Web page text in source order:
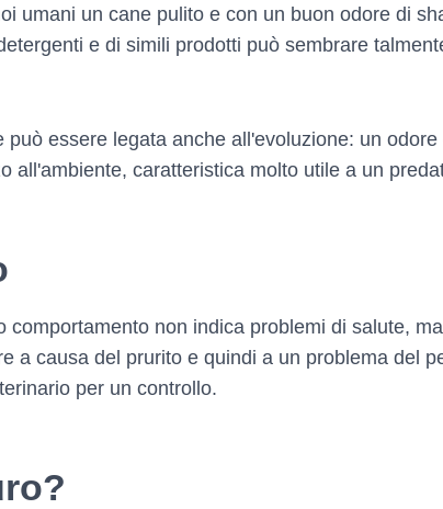
umani un cane pulito e con un buon odore di
e di simili prodotti può sembrare
può essere legata anche all'evoluzione: un
all'ambiente, caratteristica molto utile a un
comportamento non indica problemi di salute,
a causa del prurito e quindi a un problema del
per un controllo.